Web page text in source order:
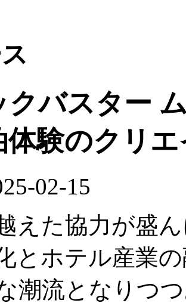
クバスター
体験のクリ
02-15
えた協力が盛
とホテル産業
潮流となりつ